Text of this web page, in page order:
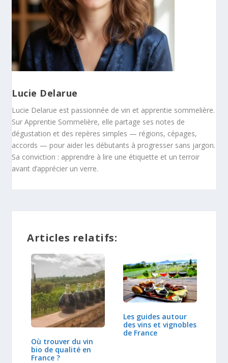
Lucie Delarue
Lucie Delarue est passionnée de vin et apprentie sommelière.
Sur Apprentie Sommelière, elle partage ses notes de
dégustation et des repères simples — régions, cépages,
accords — pour aider les débutants à progresser sans jargon.
Sa conviction : apprendre à lire une étiquette et un terroir
avant d’apprécier un verre.
Articles relatifs:
Où trouver du vin
bio de qualité en
France ?
Les guides autour
des vins et vignobles
de France